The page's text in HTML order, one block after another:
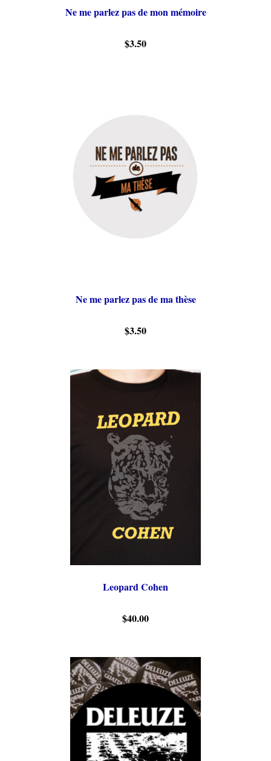
Ne me parlez pas de mon mémoire
$3.50
Ne me parlez pas de ma thèse
$3.50
Leopard Cohen
$40.00